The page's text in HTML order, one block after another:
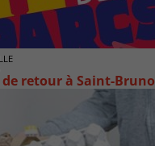
de retour à Saint-Bruno